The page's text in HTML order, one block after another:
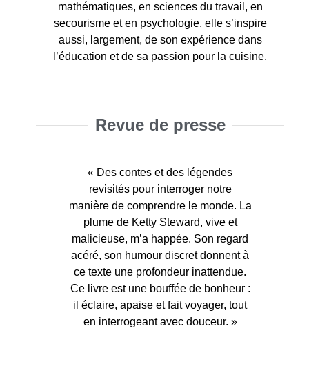
mathématiques, en sciences du travail, en
secourisme et en psychologie, elle s’inspire
aussi, largement, de son expérience dans
l’éducation et de sa passion pour la cuisine.
Revue de presse
« Des contes et des légendes
revisités pour interroger notre
manière de comprendre le monde. La
plume de Ketty Steward, vive et
malicieuse, m’a happée. Son regard
acéré, son humour discret donnent à
ce texte une profondeur inattendue.
Ce livre est une bouffée de bonheur :
il éclaire, apaise et fait voyager, tout
en interrogeant avec douceur. »